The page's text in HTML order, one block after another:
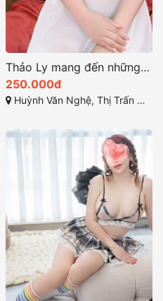
Thảo Ly mang đến những kỹ năng làm tình điêu luyện
250.000đ
Huỳnh Văn Nghệ, Thị Trấn Hiệp Phước, Nhơn Trạch, Đồng Nai